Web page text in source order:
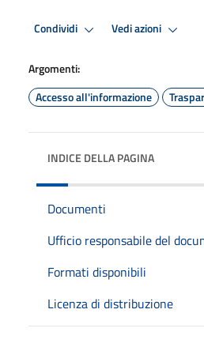
Condividi Vedi azioni
Argomenti:
Accesso all'informazione
INDICE DELLA PAGINA
Documenti
Ufficio responsabile del
Formati disponibili
Licenza di distribuzione